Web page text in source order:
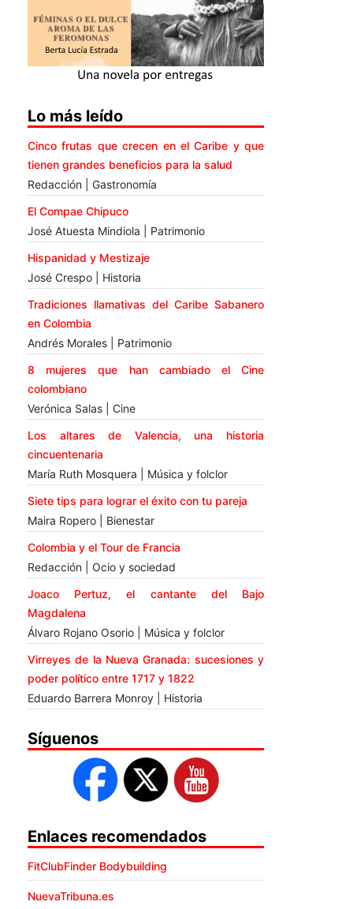
Lo más leído
Cinco frutas que crecen en el Caribe y que
tienen grandes beneficios para la salud
Redacción | Gastronomía
El Compae Chipuco
José Atuesta Mindiola | Patrimonio
Hispanidad y Mestizaje
José Crespo | Historia
Tradiciones llamativas del Caribe Sabanero
en Colombia
Andrés Morales | Patrimonio
8 mujeres que han cambiado el Cine
colombiano
Verónica Salas | Cine
Los altares de Valencia, una historia
cincuentenaria
María Ruth Mosquera | Música y folclor
Siete tips para lograr el éxito con tu pareja
Maira Ropero | Bienestar
Colombia y el Tour de Francia
Redacción | Ocio y sociedad
Joaco Pertuz, el cantante del Bajo
Magdalena
Álvaro Rojano Osorio | Música y folclor
Virreyes de la Nueva Granada: sucesiones y
poder político entre 1717 y 1822
Eduardo Barrera Monroy | Historia
Síguenos
Enlaces recomendados
FitClubFinder Bodybuilding
NuevaTribuna.es